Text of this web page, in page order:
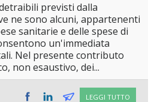
previsti dalla
ne sono alcuni, appartenenti
sanitarie e delle spese di
un'immediata
Nel presente contributo
non esaustivo, dei...
LEGGI TUTTO